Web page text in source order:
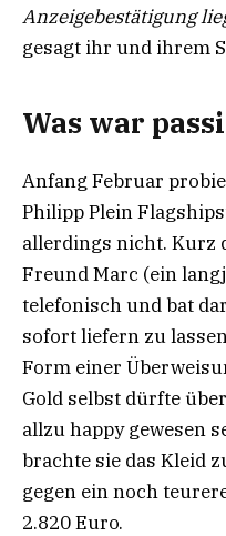
Anzeigebestätigung
gesagt ihr und ihrem
Was war
Anfang Februar
Philipp Plein
allerdings nicht. Kurz
Freund Marc (ein
telefonisch und bat
sofort liefern zu
Form einer
Gold selbst dürfte
allzu happy gewesen
brachte sie das Kleid
gegen ein noch
2.820 Euro.